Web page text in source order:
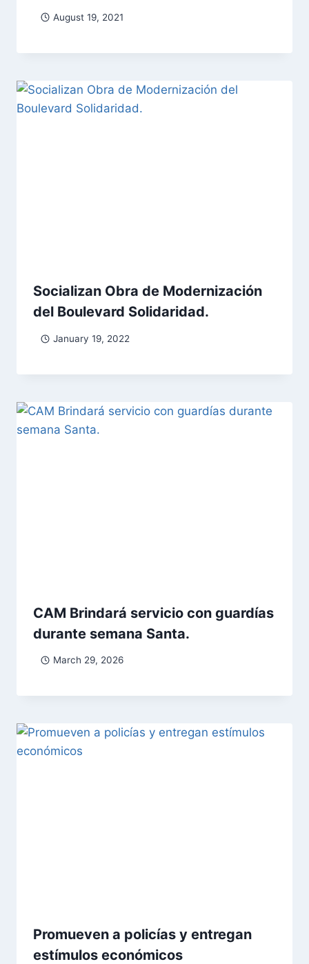
August 19, 2021
Socializan Obra de Modernización
del Boulevard Solidaridad.
January 19, 2022
CAM Brindará servicio con guardías
durante semana Santa.
March 29, 2026
Promueven a policías y entregan
estímulos económicos